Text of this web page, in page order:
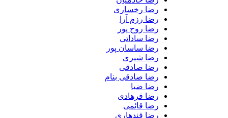
رضا رخساری
رضا رزم آرا
رضا روح پور
رضا ساداتی
رضا ساسان پور
رضا شیری
رضا صادقی
رضا صادقی بنام
رضا ضیا
رضا فرهادی
رضا قائمی
رضا قندهاری